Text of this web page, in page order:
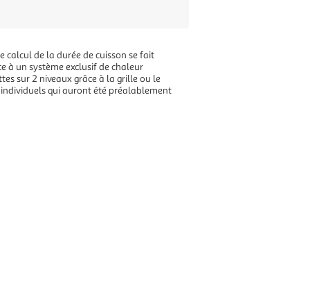
calcul de la durée de cuisson se fait
à un système exclusif de chaleur
sur 2 niveaux grâce à la grille ou le
individuels qui auront été préalablement